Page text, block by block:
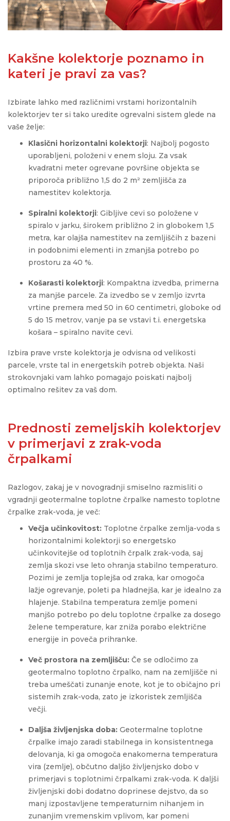
Kakšne kolektorje poznamo in
kateri je pravi za vas?
Izbirate lahko med različnimi vrstami horizontalnih
kolektorjev ter si tako uredite ogrevalni sistem glede na
vaše želje:
Klasični horizontalni kolektorji: Najbolj pogosto
uporabljeni, položeni v enem sloju. Za vsak
kvadratni meter ogrevane površine objekta se
priporoča približno 1,5 do 2 m² zemljišča za
namestitev kolektorja.
Spiralni kolektorji: Gibljive cevi so položene v
spiralo v jarku, širokem približno 2 in globokem 1,5
metra, kar olajša namestitev na zemljiščih z bazeni
in podobnimi elementi in zmanjša potrebo po
prostoru za 40 %.
Košarasti kolektorji: Kompaktna izvedba, primerna
za manjše parcele. Za izvedbo se v zemljo izvrta
vrtine premera med 50 in 60 centimetri, globoke od
5 do 15 metrov, vanje pa se vstavi t.i. energetska
košara – spiralno navite cevi.
Izbira prave vrste kolektorja je odvisna od velikosti
parcele, vrste tal in energetskih potreb objekta. Naši
strokovnjaki vam lahko pomagajo poiskati najbolj
optimalno rešitev za vaš dom.
Prednosti zemeljskih kolektorjev
v primerjavi z zrak-voda
črpalkami
Razlogov, zakaj je v novogradnji smiselno razmisliti o
vgradnji geotermalne toplotne črpalke namesto toplotne
črpalke zrak-voda, je več:
Večja učinkovitost: Toplotne črpalke zemlja-voda s
horizontalnimi kolektorji so energetsko
učinkovitejše od toplotnih črpalk zrak-voda, saj
zemlja skozi vse leto ohranja stabilno temperaturo.
Pozimi je zemlja toplejša od zraka, kar omogoča
lažje ogrevanje, poleti pa hladnejša, kar je idealno za
hlajenje. Stabilna temperatura zemlje pomeni
manjšo potrebo po delu toplotne črpalke za dosego
želene temperature, kar zniža porabo električne
energije in poveča prihranke.
Več prostora na zemljišču: Če se odločimo za
geotermalno toplotno črpalko, nam na zemljišče ni
treba umeščati zunanje enote, kot je to običajno pri
sistemih zrak-voda, zato je izkoristek zemljišča
večji.
Daljša življenjska doba: Geotermalne toplotne
črpalke imajo zaradi stabilnega in konsistentnega
delovanja, ki ga omogoča enakomerna temperatura
vira (zemlje), občutno daljšo življenjsko dobo v
primerjavi s toplotnimi črpalkami zrak-voda. K daljši
življenjski dobi dodatno doprinese dejstvo, da so
manj izpostavljene temperaturnim nihanjem in
zunanjim vremenskim vplivom, kar pomeni